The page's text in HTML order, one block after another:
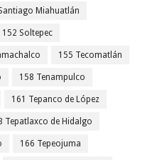
Miahuatlán
152 Soltepec
155 Tecomatlán
158 Tenampulco
161 Tepanco de López
Tepatlaxco de Hidalgo
166 Tepeojuma